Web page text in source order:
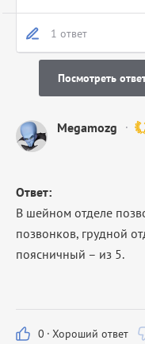
1 ответ
Посмотреть
Megamozg
Ответ:
В шейном отделе
позвонков, грудной
поясничный – из 5.
0 · Хороший ответ